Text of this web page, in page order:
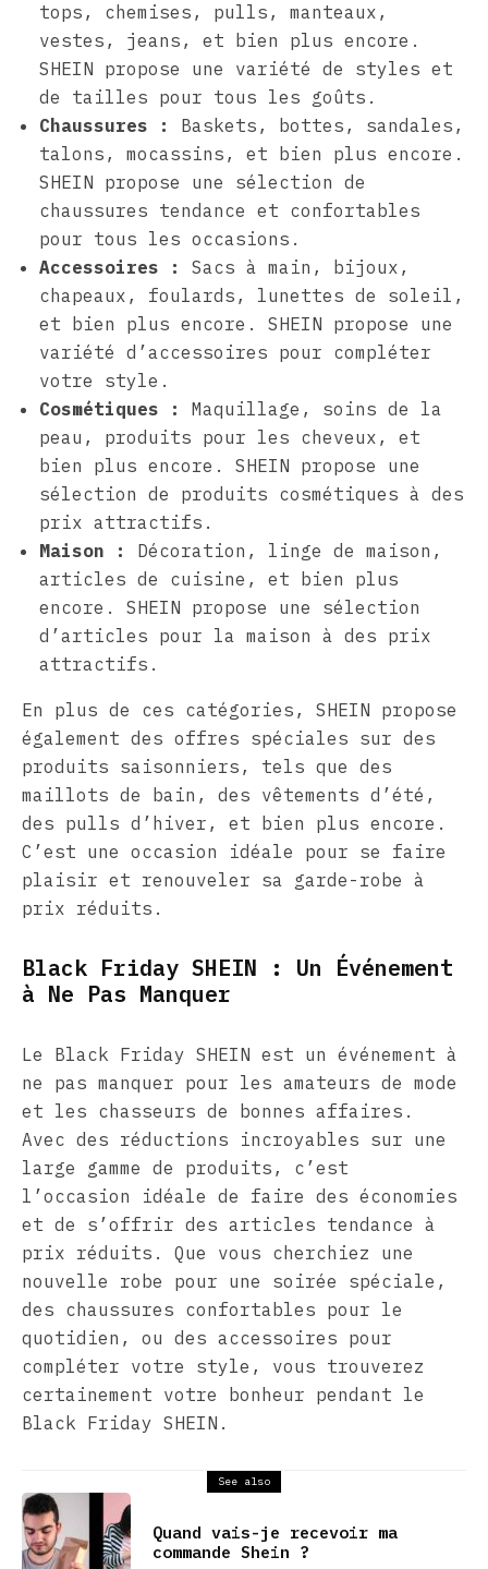
tops, chemises, pulls, manteaux,
vestes, jeans, et bien plus encore.
SHEIN propose une variété de styles et
de tailles pour tous les goûts.
Chaussures :
Baskets, bottes, sandales,
talons, mocassins, et bien plus encore.
SHEIN propose une sélection de
chaussures tendance et confortables
pour tous les occasions.
Accessoires :
Sacs à main, bijoux,
chapeaux, foulards, lunettes de soleil,
et bien plus encore. SHEIN propose une
variété d’accessoires pour compléter
votre style.
Cosmétiques :
Maquillage, soins de la
peau, produits pour les cheveux, et
bien plus encore. SHEIN propose une
sélection de produits cosmétiques à des
prix attractifs.
Maison :
Décoration, linge de maison,
articles de cuisine, et bien plus
encore. SHEIN propose une sélection
d’articles pour la maison à des prix
attractifs.
En plus de ces catégories, SHEIN propose
également des offres spéciales sur des
produits saisonniers, tels que des
maillots de bain, des vêtements d’été,
des pulls d’hiver, et bien plus encore.
C’est une occasion idéale pour se faire
plaisir et renouveler sa garde-robe à
prix réduits.
Black Friday SHEIN : Un Événement
à Ne Pas Manquer
Le Black Friday SHEIN est un événement à
ne pas manquer pour les amateurs de mode
et les chasseurs de bonnes affaires.
Avec des réductions incroyables sur une
large gamme de produits, c’est
l’occasion idéale de faire des économies
et de s’offrir des articles tendance à
prix réduits. Que vous cherchiez une
nouvelle robe pour une soirée spéciale,
des chaussures confortables pour le
quotidien, ou des accessoires pour
compléter votre style, vous trouverez
certainement votre bonheur pendant le
Black Friday SHEIN.
See also
Quand vais-je recevoir ma
commande Shein ?